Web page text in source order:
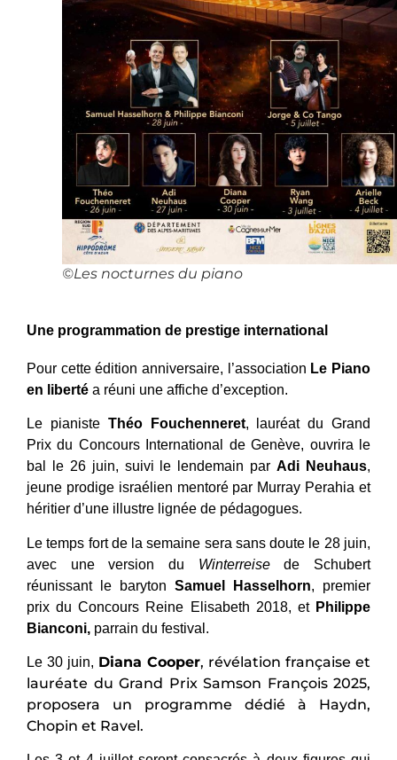
©Les nocturnes du piano
Une programmation de prestige international
Pour cette édition anniversaire, l’association Le Piano
en liberté a réuni une affiche d’exception.
Le pianiste Théo Fouchenneret, lauréat du Grand
Prix du Concours International de Genève, ouvrira le
bal le 26 juin, suivi le lendemain parAdi Neuhaus,
jeune prodige israélien mentoré par Murray Perahia et
héritier d’une illustre lignée de pédagogues.
Le temps fort de la semaine sera sans doute le 28 juin,
avec une version du Winterreisede Schubert
réunissant le baryton Samuel Hasselhorn, premier
prix du Concours Reine Elisabeth 2018, et Philippe
Bianconi, parrain du festival.
Le 30 juin, Diana Cooper, révélation française et
lauréate du Grand Prix Samson François 2025,
proposera un programme dédié à Haydn,
Chopin et Ravel.